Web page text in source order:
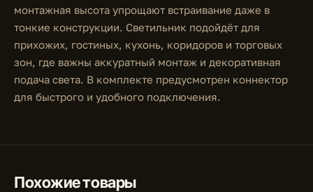
монтажная высота упрощают встраивание даже в
тонкие конструкции. Светильник подойдёт для
прихожих, гостиных, кухонь, коридоров и торговых
зон, где важны аккуратный монтаж и декоративная
подача света. В комплекте предусмотрен коннектор
для быстрого и удобного подключения.
Похожие товары